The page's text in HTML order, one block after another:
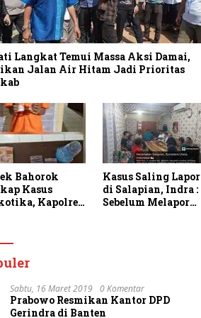
Langkat Temui Massa Aksi Damai,
Jalan Air Hitam Jadi Prioritas
Bahorok
Kasus
Kapolres
Masyarakat
110
Kasus Saling Lapor
di Salapian, Indra :
Sebelum Melapor
Sabtu, 16 Maret 2019 0 Komentar
Prabowo Resmikan Kantor DPD
Gerindra di Banten